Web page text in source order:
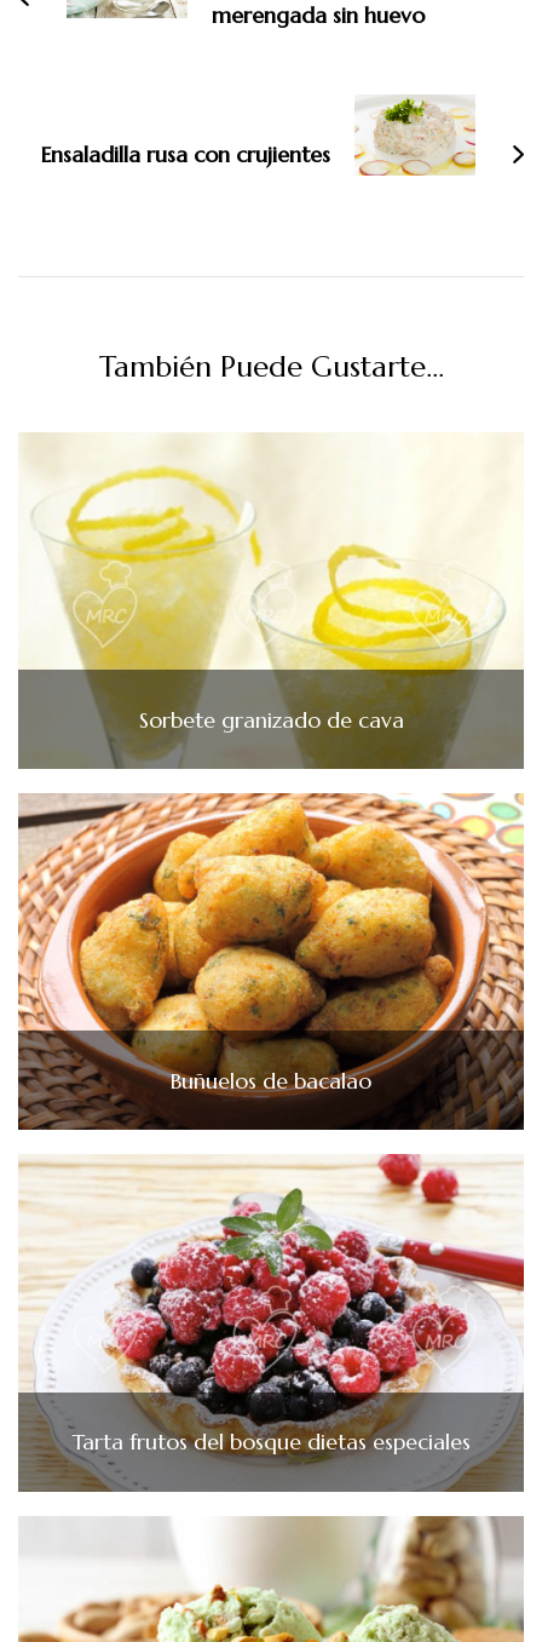
merengada sin huevo
Ensaladilla rusa con crujientes
También Puede Gustarte...
Sorbete granizado de cava
Buñuelos de bacalao
Tarta frutos del bosque dietas especiales